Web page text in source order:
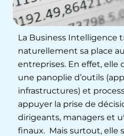
La Business Intelligence
naturellement sa place
entreprises. En effet, elle
une panoplie d’outils
infrastructures) et
appuyer la prise de
dirigeants, managers et
finaux. Mais surtout, elle